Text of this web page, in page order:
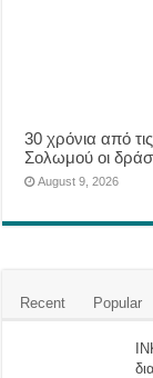
30 χρόνια από
Σολωμού οι
August 9, 2026
Recent Popular